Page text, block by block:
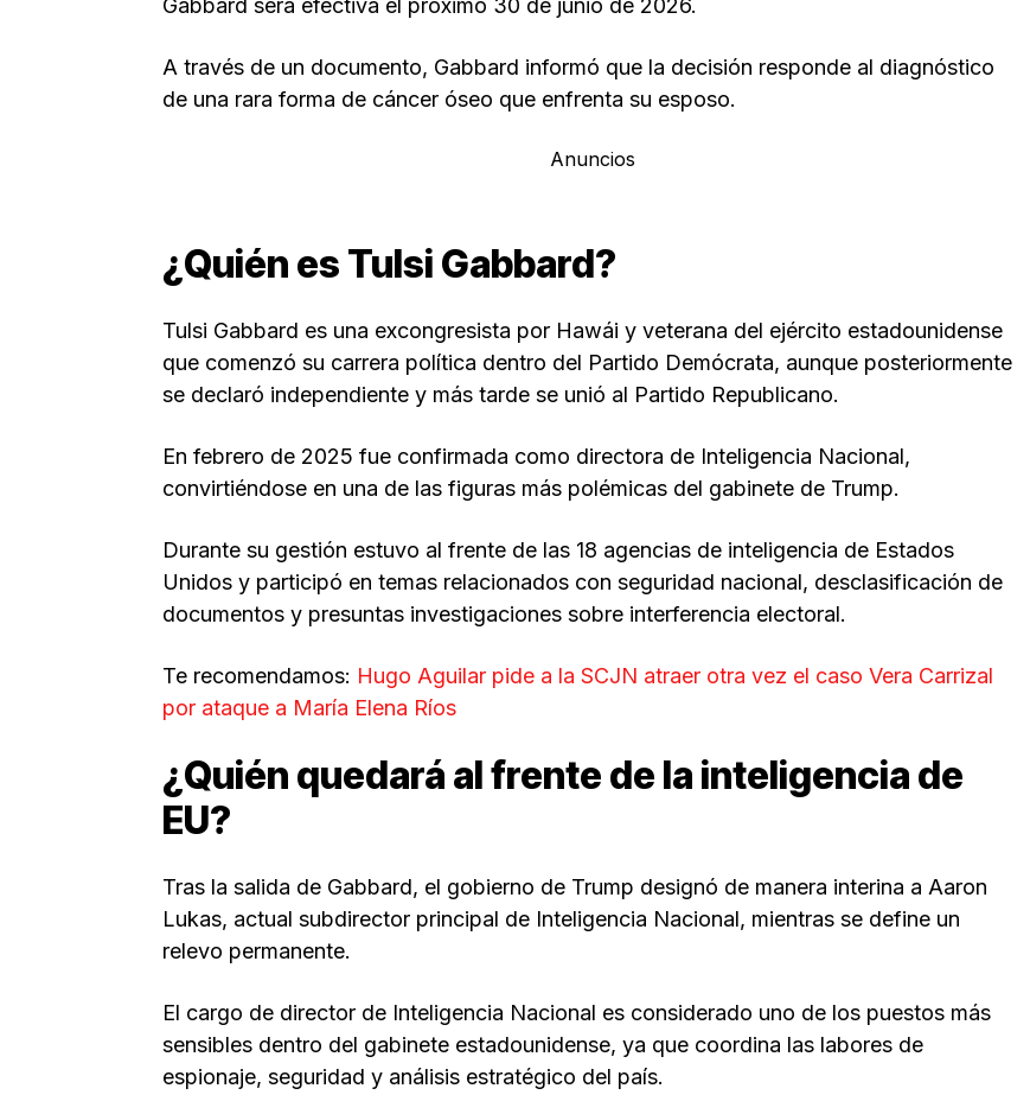
Gabbard será efectiva el próximo 30 de junio de 2026.
A través de un documento, Gabbard informó que la decisión responde al diagnóstico
de una rara forma de cáncer óseo que enfrenta su esposo.
Anuncios
¿Quién es Tulsi Gabbard?
Tulsi Gabbard es una excongresista por Hawái y veterana del ejército estadounidense
que comenzó su carrera política dentro del Partido Demócrata, aunque posteriormente
se declaró independiente y más tarde se unió al Partido Republicano.
En febrero de 2025 fue confirmada como directora de Inteligencia Nacional,
convirtiéndose en una de las figuras más polémicas del gabinete de Trump.
Durante su gestión estuvo al frente de las 18 agencias de inteligencia de Estados
Unidos y participó en temas relacionados con seguridad nacional, desclasificación de
documentos y presuntas investigaciones sobre interferencia electoral.
Te recomendamos: Hugo Aguilar pide a la SCJN atraer otra vez el caso Vera Carrizal
por ataque a María Elena Ríos
¿Quién quedará al frente de la inteligencia de
EU?
Tras la salida de Gabbard, el gobierno de Trump designó de manera interina a Aaron
Lukas, actual subdirector principal de Inteligencia Nacional, mientras se define un
relevo permanente.
El cargo de director de Inteligencia Nacional es considerado uno de los puestos más
sensibles dentro del gabinete estadounidense, ya que coordina las labores de
espionaje, seguridad y análisis estratégico del país.